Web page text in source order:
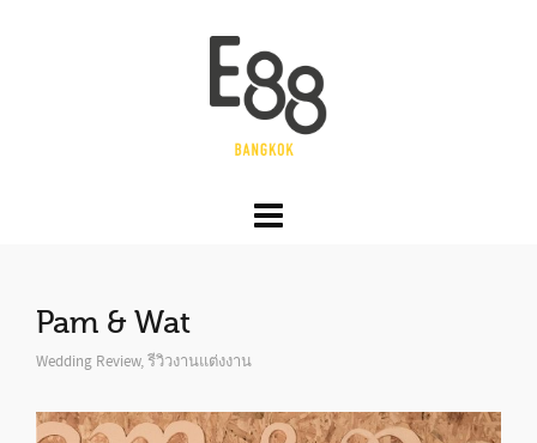
Pam & Wat
Wedding Review,รีวิวงานแต่งงาน